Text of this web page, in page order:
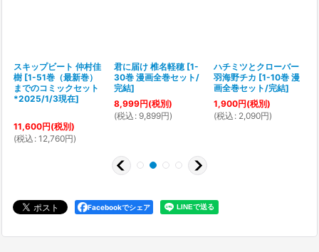
スキップビート 仲村佳
樹 [1-51巻（最新巻）
までのコミックセット
*2025/1/3現在]
11,600円(税別)
(税込 : 12,760円)
君に届け 椎名軽穂 [1-
30巻 漫画全巻セット/
完結]
8,999円(税別)
(税込 : 9,899円)
ハチミツとクローバー
羽海野チカ [1-10巻 漫
画全巻セット/完結]
1,900円(税別)
(税込 : 2,090円)
Facebookでシェア